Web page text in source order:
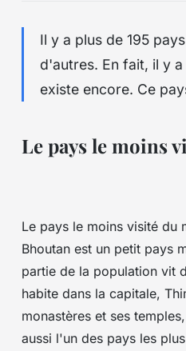
Il y a plus de 195
d'autres. En fait, il y
existe encore. Ce
Le pays le moins
Le pays le moins visité du
Bhoutan est un petit pays
partie de la population vit
habite dans la capitale,
monastères et ses
aussi l'un des pays les